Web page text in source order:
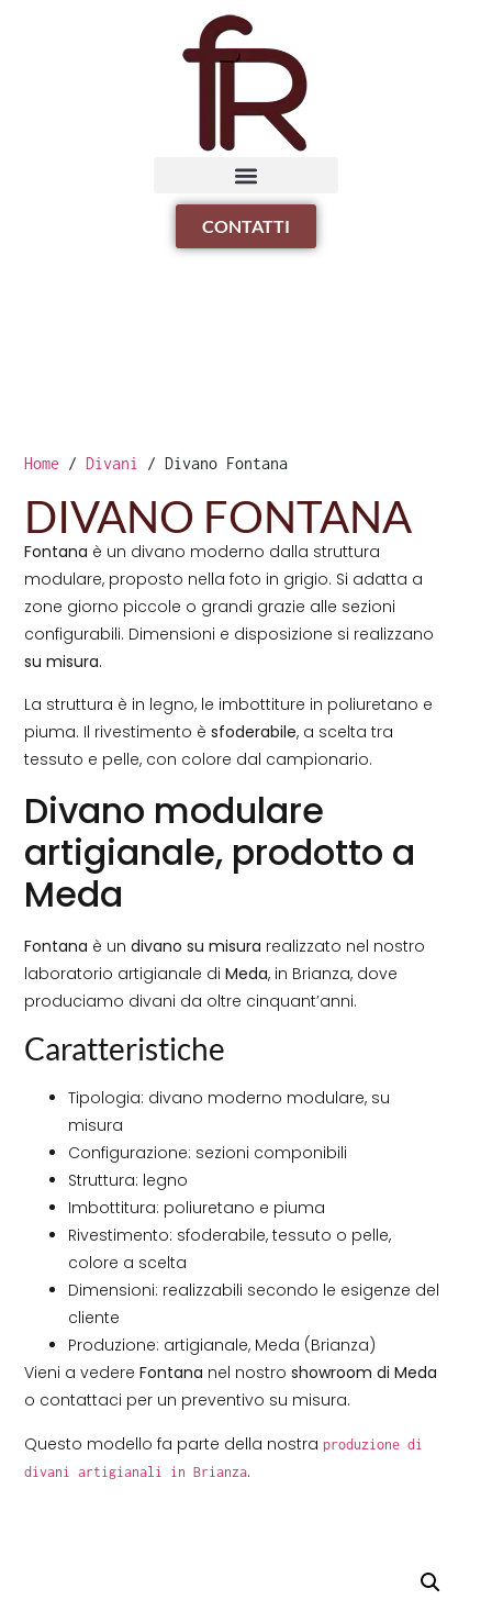
CONTATTI
Home /Divani / Divano Fontana
DIVANO FONTANA
Fontana è un divano moderno dalla struttura
modulare, proposto nella foto in grigio. Si adatta a
zone giorno piccole o grandi grazie alle sezioni
configurabili. Dimensioni e disposizione si realizzano
su misura.
La struttura è in legno, le imbottiture in poliuretano e
piuma. Il rivestimento èsfoderabile, a scelta tra
tessuto e pelle, con colore dal campionario.
Divano modulare
artigianale, prodotto a
Meda
Fontana è undivano su misura realizzato nel nostro
laboratorio artigianale diMeda, in Brianza, dove
produciamo divani da oltre cinquant’anni.
Caratteristiche
Tipologia: divano moderno modulare, su
misura
Configurazione: sezioni componibili
Struttura: legno
Imbottitura: poliuretano e piuma
Rivestimento: sfoderabile, tessuto o pelle,
colore a scelta
Dimensioni: realizzabili secondo le esigenze del
cliente
Produzione: artigianale, Meda (Brianza)
Vieni a vedereFontana nel nostroshowroom di Meda
o contattaci per un preventivo su misura.
Questo modello fa parte della nostraproduzione di
divani artigianali in Brianza.